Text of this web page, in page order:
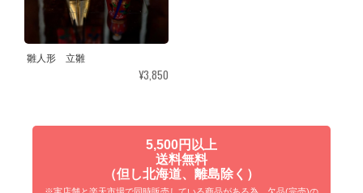
雛人形 立雛
¥3,850
5,500円以上
送料無料
（但し北海道、離島除く）